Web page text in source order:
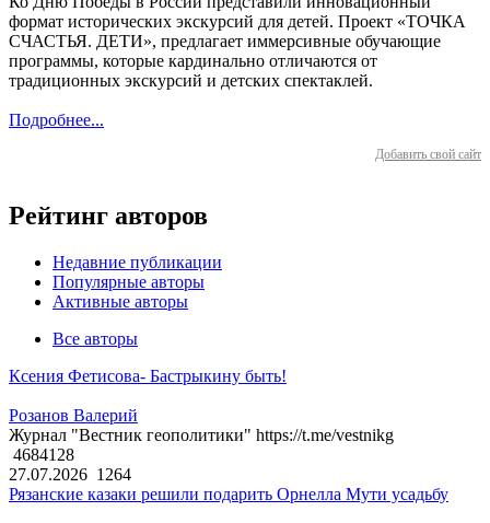
формат исторических экскурсий для детей. Проект «ТОЧКА
СЧАСТЬЯ. ДЕТИ», предлагает иммерсивные обучающие
программы, которые кардинально отличаются от
традиционных экскурсий и детских спектаклей.
Подробнее...
Добавить свой сайт
Рейтинг авторов
Недавние публикации
Популярные авторы
Активные авторы
Все авторы
Ксения Фетисова- Бастрыкину быть!
Розанов Валерий
Журнал "Вестник геополитики" https://t.me/vestnikg
4684128
27.07.2026 1264
Рязанские казаки решили подарить Орнелла Мути усадьбу